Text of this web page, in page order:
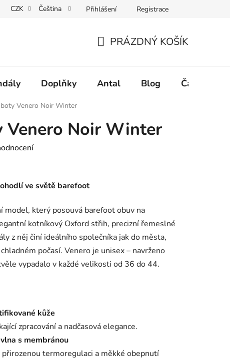
Vrácení tovaru a reklamace Velkoobchodní spolupráce
CZK Čeština Přihlášení Registrace
KOŠÍK
PRÁZDNÝ KOŠÍK
Doplňky Antal Blog Často
Venero Noir Winter
Venero Noir Winter
ve světě barefoot
model, který posouvá barefoot obuv na
kotníkový Oxford střih, precizní řemeslné
z něj činí ideálního společníka jak do města,
počasí. Venero je unisex – navrženo
vypadalo v každé velikosti od 36 do 44.
kůže
zpracování a nadčasová elegance.
s membránou
termoregulaci a měkké obepnutí